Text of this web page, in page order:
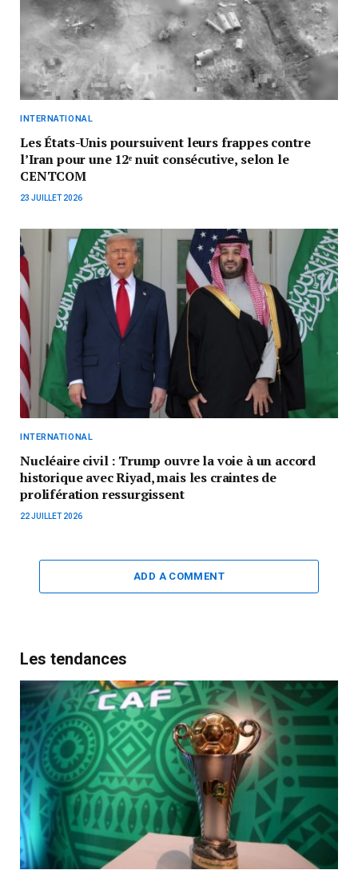
INTERNATIONAL
Les États-Unis poursuivent leurs frappes contre
l’Iran pour une 12ᵉ nuit consécutive, selon le
CENTCOM
23 JUILLET 2026
INTERNATIONAL
Nucléaire civil : Trump ouvre la voie à un accord
historique avec Riyad, mais les craintes de
prolifération ressurgissent
22 JUILLET 2026
ADD A COMMENT
Les tendances